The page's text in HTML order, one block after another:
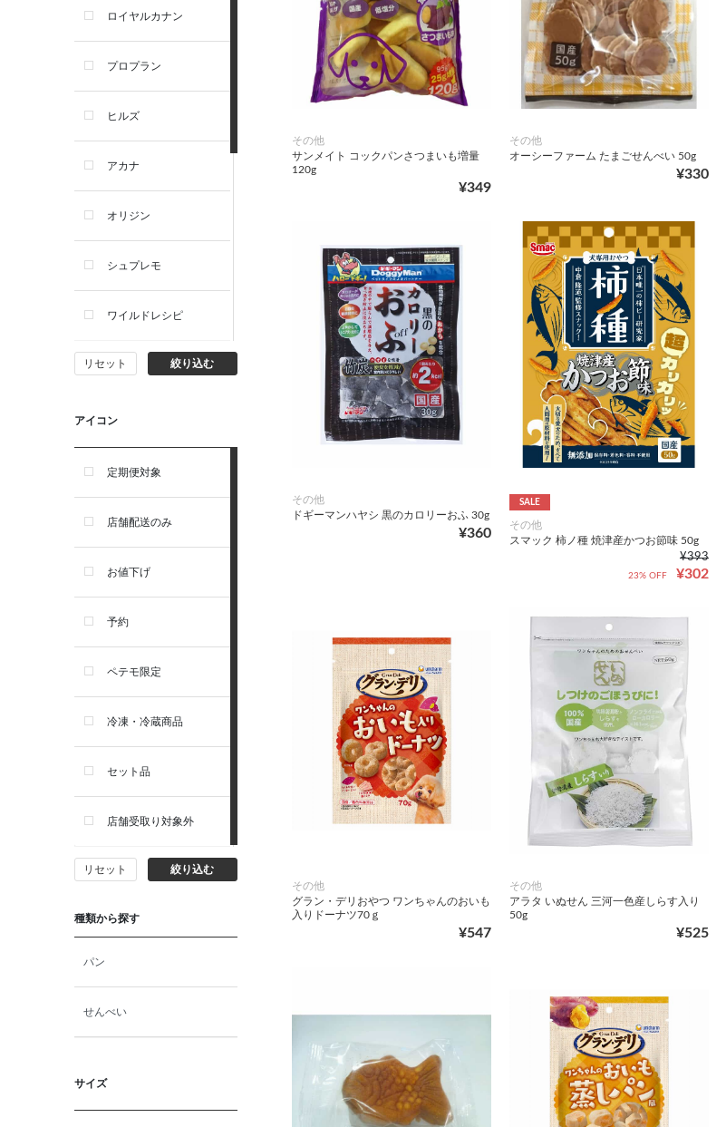
イ・ウェット）
犬ドライフード
犬ウェットフード
犬おやつ
犬サプリ・ミルク・栄養補給
品
首輪・ハーネス(胴輪)・リー
猫ドライフード
猫ウェットフード
ロイヤルカナン
プロプラン
ヒルズ
アカナ
オリジン
シュプレモ
ワイルドレシピ
ナチュラルチョイス
ウェルネス
アーテミス
セレクトバランス
リガロ
ソルビダ
フィジカライフ
リセット 絞り込む
アイコン
定期便対象
店舗配送のみ
お値下げ
予約
ペテモ限定
冷凍・冷蔵商品
セット品
店舗受取り対象外
リセット 絞り込む
種類から探す
パン
せんべい
サイズ
その他
サンメイト コックパンさつまいも増量
120g
¥349
その他
オーシーファーム たまごせんべい 50g
¥330
その他
ドギーマンハヤシ 黒のカロリーおふ 30g
¥360
SALE
その他
スマック 柿ノ種 焼津産かつお節味 50g
¥393
¥302
23% OFF
その他
グラン・デリおやつ ワンちゃんのおいも
入りドーナツ70ｇ
¥547
その他
アラタ いぬせん 三河一色産しらす入り
50g
¥525